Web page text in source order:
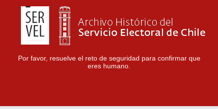
Por favor, resuelve el reto de seguridad para confirmar que
eres humano.